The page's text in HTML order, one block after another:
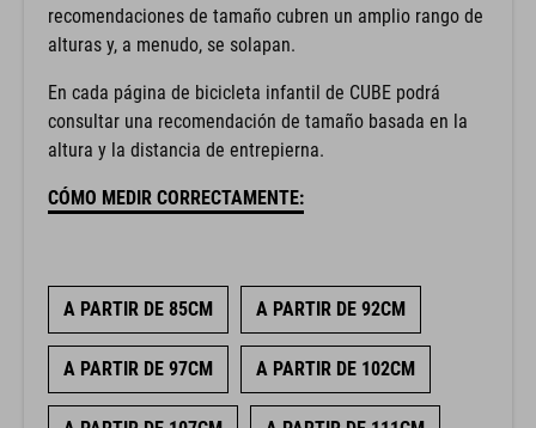
recomendaciones de tamaño cubren un amplio rango de
alturas y, a menudo, se solapan.
En cada página de bicicleta infantil de CUBE podrá
consultar una recomendación de tamaño basada en la
altura y la distancia de entrepierna.
CÓMO MEDIR CORRECTAMENTE:
A PARTIR DE 85CM A PARTIR DE 92CM
A PARTIR DE 97CM A PARTIR DE 102CM